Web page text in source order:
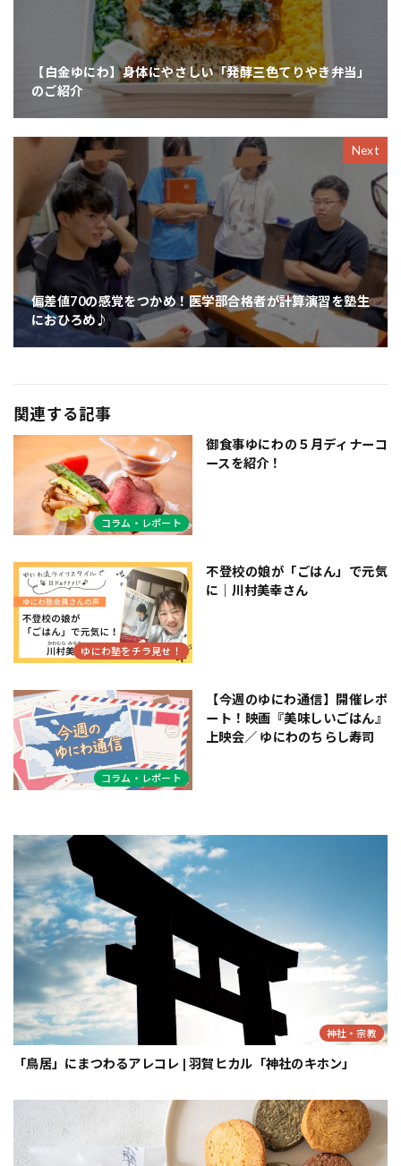
【白金ゆにわ】身体にやさしい「発酵三色てりやき弁当」
のご紹介
Next
偏差値70の感覚をつかめ！医学部合格者が計算演習を塾生
におひろめ♪
関連する記事
コラム・レポート
御食事ゆにわの５月ディナーコ
ースを紹介！
ゆにわ塾をチラ見せ！
不登校の娘が「ごはん」で元気
に｜川村美幸さん
コラム・レポート
【今週のゆにわ通信】開催レポ
ート！映画『美味しいごはん』
上映会／ ゆにわのちらし寿司
神社・宗教
「鳥居」にまつわるアレコレ | 羽賀ヒカル「神社のキホン」